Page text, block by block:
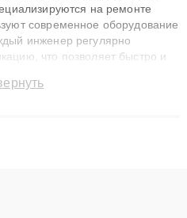
на ремонте
современное оборудование
инженер регулярно
что позволяет быстро и
Наши мастера решают